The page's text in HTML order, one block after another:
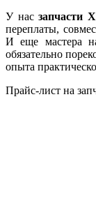
У насзапчасти
переплаты,
И еще мастера
обязательно
опыта
Прайс-лист на